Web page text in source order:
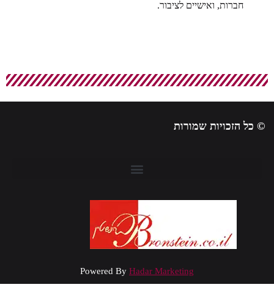
חברות, ואישיים לציבור.
כל הזכויות שמורות
Powered ByHadar Marketing